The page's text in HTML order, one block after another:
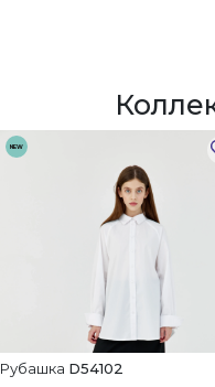
NEW
Рубашка D54102